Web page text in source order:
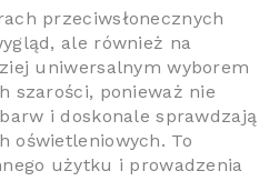
przeciwsłonecznych
ale również na
uniwersalnym wyborem
szarości, ponieważ nie
i doskonale sprawdzają
oświetleniowych. To
użytku i prowadzenia